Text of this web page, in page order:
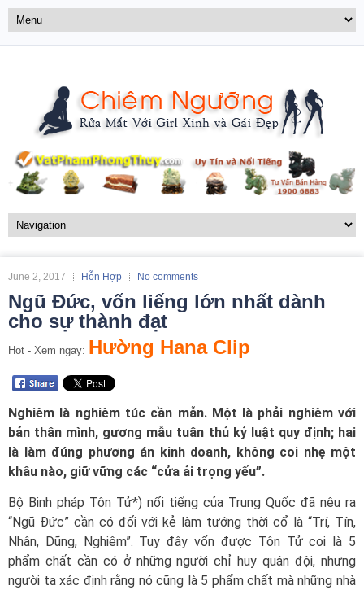
June 2, 2017 Hỗn Hợp No comments
Ngũ Đức, vốn liếng lớn nhất dành
cho sự thành đạt
Hot - Xem ngay: Hường Hana Clip
Nghiêm là nghiêm túc cần mẫn. Một là phải nghiêm với
bản thân mình, gương mẫu tuân thủ kỷ luật quy định; hai
là làm đúng phương án kinh doanh, không coi nhẹ một
khâu nào, giữ vững các “cửa ải trọng yếu”.
Bộ Binh pháp Tôn Tử*) nổi tiếng của Trung Quốc đã nêu ra
“Ngũ Đức” cần có đối với kẻ làm tướng thời cổ là “Trí, Tín,
Nhân, Dũng, Nghiêm”. Tuy đây vốn được Tôn Tử coi là 5
phẩm chất cần có ở những người chỉ huy quân đội, nhưng
người ta xác định rằng nó cũng là 5 phẩm chất mà những nhà